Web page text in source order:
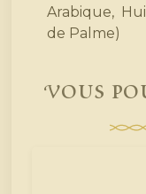
Arabique,
de Palme)
Vous